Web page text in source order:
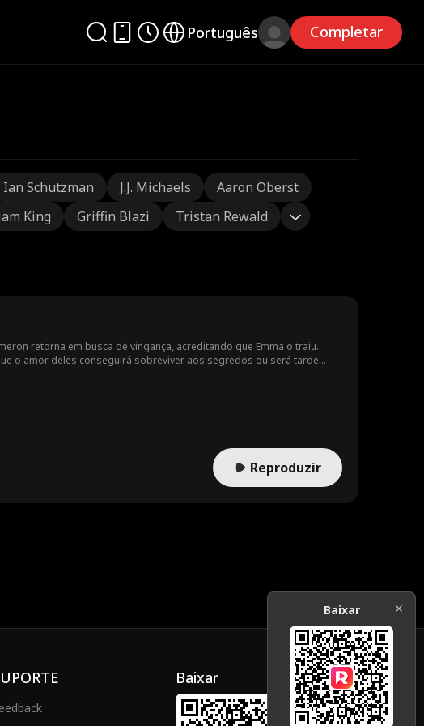
Português Completar
Ian Schutzman J.J. Michaels
Aaron Oberst
King Griffin Blazi Tristan Rewald
retorna em busca de vingança, acreditando que Emma o traiu.
o amor deles conseguirá sobreviver aos segredos ou será tarde
Reproduzir
Baixar
Baixar